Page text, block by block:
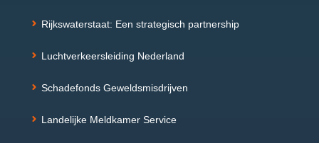
Rijkswaterstaat: Een strategisch partnership
Luchtverkeersleiding Nederland
Schadefonds Geweldsmisdrijven
Landelijke Meldkamer Service